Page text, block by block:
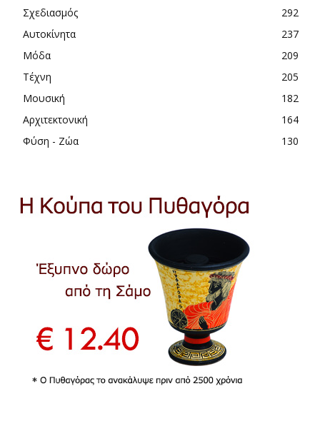
Σχεδιασμός
292
Αυτοκίνητα
237
Μόδα
209
Τέχνη
205
Μουσική
182
Αρχιτεκτονική
164
Φύση - Ζώα
130